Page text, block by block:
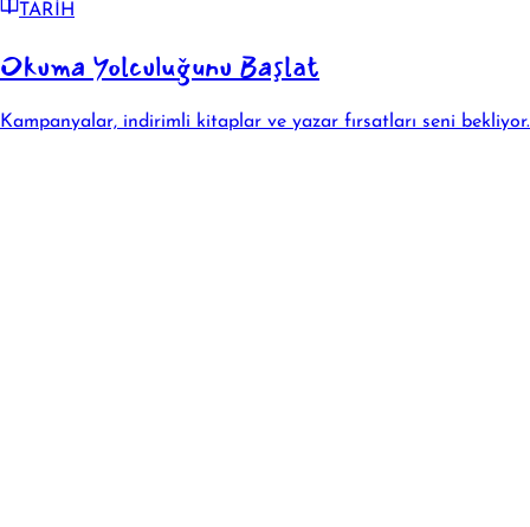
TARİH
Okuma Yolculuğunu Başlat
Kampanyalar, indirimli kitaplar ve yazar fırsatları seni bekliyor.